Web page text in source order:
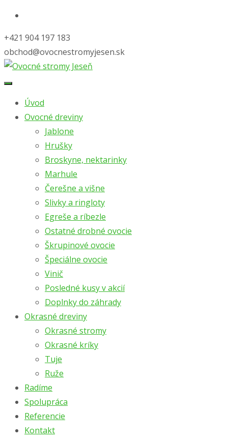
+421 904 197 183
obchod@ovocnestromyjesen.sk
Úvod
Ovocné dreviny
Jablone
Hrušky
Broskyne, nektarinky
Marhule
Čerešne a višne
Slivky a ringloty
Egreše a ríbezle
Ostatné drobné ovocie
Škrupinové ovocie
Špeciálne ovocie
Vinič
Posledné kusy v akcií
Doplnky do záhrady
Okrasné dreviny
Okrasné stromy
Okrasné kríky
Tuje
Ruže
Radíme
Spolupráca
Referencie
Kontakt